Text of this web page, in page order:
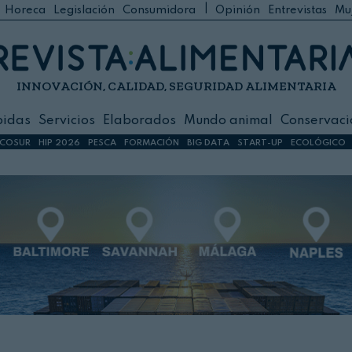
Horeca Legislación Consumidora Opinión Entrevistas
INNOVACIÓN, CALIDAD, SEGURIDAD ALIMENTARIA
Servicios Elaborados Mundo animal
Foodservice
primas
HIP 2026 PESCA FORMACIÓN BIG DATA START-UP ECOLÓGICO